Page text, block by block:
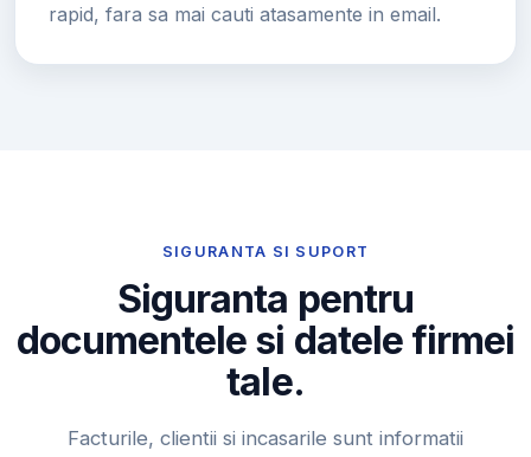
rapid, fara sa mai cauti atasamente in email.
SIGURANTA SI SUPORT
Siguranta pentru
documentele si datele firmei
tale.
Facturile, clientii si incasarile sunt informatii